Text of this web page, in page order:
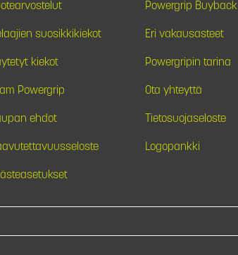
Powergrip Buyback
suosikkikiekot Eri vakausasteet
kiekot Powergripin tarina
Powergrip Ota yhteyttä
ehdot Tietosuojaseloste
Logopankki